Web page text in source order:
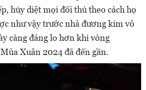
hủy diệt mọi đối thủ theo cách họ
như vậy trước nhà đương kim vô
càng đáng lo hơn khi vòng
Xuân 2024 đã đến gần.